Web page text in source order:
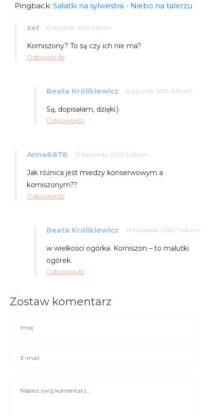
Pingback: Sałatki na sylwestra - Niebo na talerzu
set 6 stycznia, 2019, 9:13 am
Korniszony? To są czy ich nie ma?
Odpowiedz
Beata Królikiewicz 6 stycznia, 2019, 9:35 am
Są, dopisałam, dzięki:)
Odpowiedz
Anna6878 12 listopada, 2020, 5:28 pm
Jak różnica jest miedzy konserwowym a
korniszonym??
Odpowiedz
Beata Królikiewicz 13 listopada, 2020, 11:46 am
w wielkości ogórka. Korniszon – to malutki
ogórek.
Odpowiedz
Zostaw komentarz